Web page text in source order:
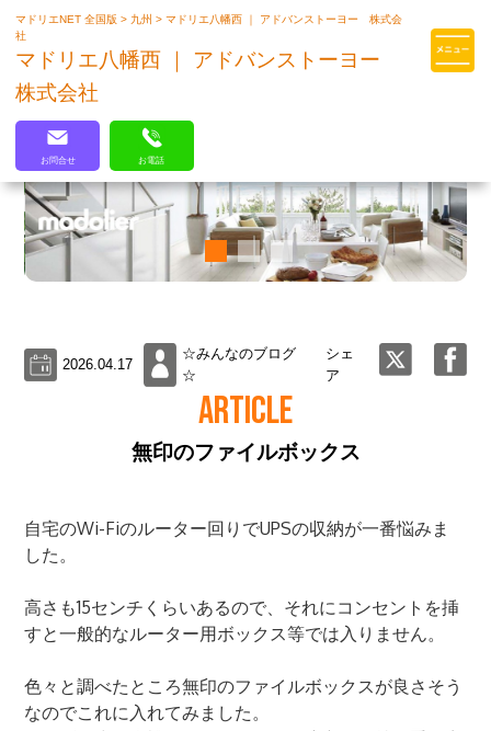
マドリエはLIXILの厳しい基準を
マドリエNET 全国版> 九州>マドリエ八幡西 ｜ アドバンストーヨー 株式会
社
マドリエ八幡西 ｜ アドバンストーヨー
株式会社
お問合せ お電話
2026.04.17
☆みんなのブログ
☆
シェ
ア
ARTICLE
無印のファイルボックス